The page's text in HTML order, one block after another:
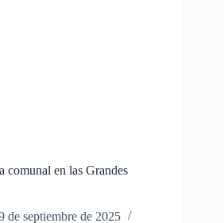
comunal en las Grandes
de septiembre de 2025